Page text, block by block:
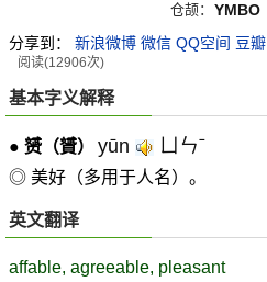
仓颉： YMBO
分享到：
新浪微博 微信 QQ空间 豆瓣
阅读(12906次)
基本字义解释
● 赟 （贇） yūn ㄩㄣˉ
◎ 美好（多用于人名）。
英文翻译
affable, agreeable, pleasant